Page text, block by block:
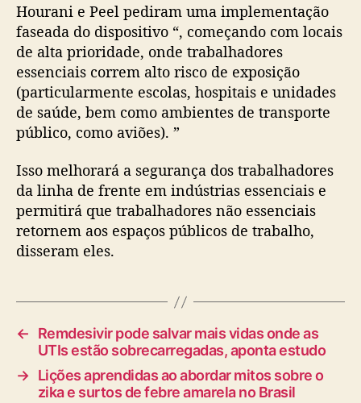
Hourani e Peel pediram uma implementação
faseada do dispositivo “, começando com locais
de alta prioridade, onde trabalhadores
essenciais correm alto risco de exposição
(particularmente escolas, hospitais e unidades
de saúde, bem como ambientes de transporte
público, como aviões). ”
Isso melhorará a segurança dos trabalhadores
da linha de frente em indústrias essenciais e
permitirá que trabalhadores não essenciais
retornem aos espaços públicos de trabalho,
disseram eles.
←
Remdesivir pode salvar mais vidas onde as
UTIs estão sobrecarregadas, aponta estudo
→ Lições aprendidas ao abordar mitos sobre o
zika e surtos de febre amarela no Brasil